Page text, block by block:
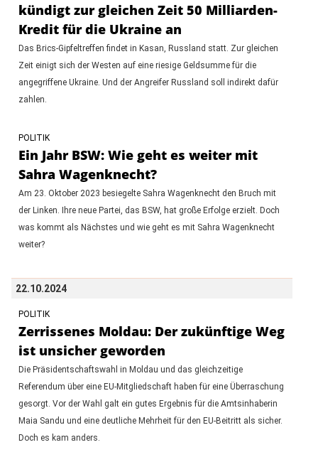
kündigt zur gleichen Zeit 50 Milliarden-
Kredit für die Ukraine an
Das Brics-Gipfeltreffen findet in Kasan, Russland statt. Zur gleichen
Zeit einigt sich der Westen auf eine riesige Geldsumme für die
angegriffene Ukraine. Und der Angreifer Russland soll indirekt dafür
zahlen.
POLITIK
Ein Jahr BSW: Wie geht es weiter mit
Sahra Wagenknecht?
Am 23. Oktober 2023 besiegelte Sahra Wagenknecht den Bruch mit
der Linken. Ihre neue Partei, das BSW, hat große Erfolge erzielt. Doch
was kommt als Nächstes und wie geht es mit Sahra Wagenknecht
weiter?
22.10.2024
POLITIK
Zerrissenes Moldau: Der zukünftige Weg
ist unsicher geworden
Die Präsidentschaftswahl in Moldau und das gleichzeitige
Referendum über eine EU-Mitgliedschaft haben für eine Überraschung
gesorgt. Vor der Wahl galt ein gutes Ergebnis für die Amtsinhaberin
Maia Sandu und eine deutliche Mehrheit für den EU-Beitritt als sicher.
Doch es kam anders.